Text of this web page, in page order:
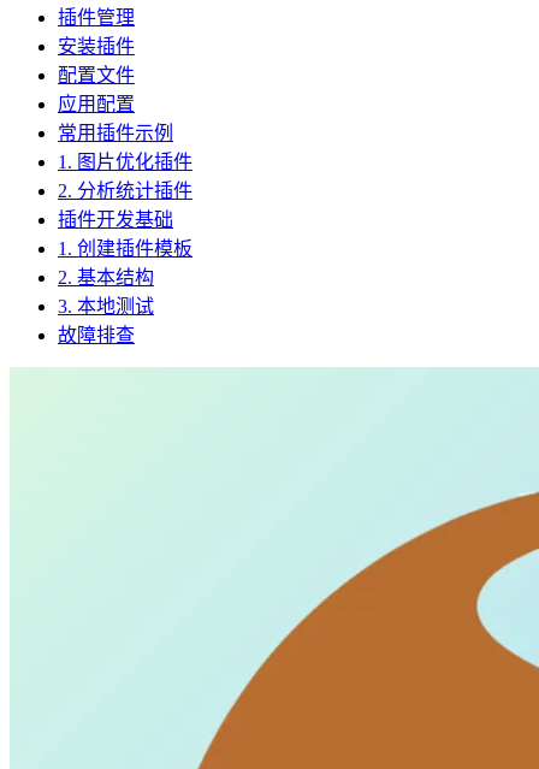
插件管理
安装插件
配置文件
应用配置
常用插件示例
1. 图片优化插件
2. 分析统计插件
插件开发基础
1. 创建插件模板
2. 基本结构
3. 本地测试
故障排查